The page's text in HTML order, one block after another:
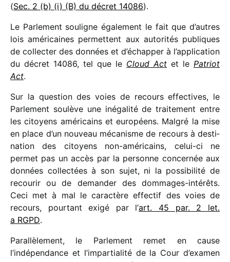
(Sec. 2 (b) (i) (B) du décret 14086).
Le Parlement souligne égale­ment le fait que d’autres
lois améri­caines permettent aux auto­ri­tés publiques
de collec­ter des données et d’échapper à l’application
du décret 14086, tel que le Cloud Act et le Patriot
Act.
Sur la ques­tion des voies de recours effec­tives, le
Parlement soulève une inéga­lité de trai­te­ment entre
les citoyens améri­cains et euro­péens. Malgré la mise
en place d’un nouveau méca­nisme de recours à desti­
na­tion des citoyens non-améri­cains, celui-ci ne
permet pas un accès par la personne concer­née aux
données collec­tées à son sujet, ni la possi­bi­lité de
recou­rir ou de deman­der des dommages-inté­rêts.
Ceci met à mal le carac­tère effec­tif des voies de
recours, pour­tant exigé par l’art. 45 par. 2 let.
a RGPD.
Parallèlement, le Parlement remet en cause
l’indépendance et l’impartialité de la Cour d’examen